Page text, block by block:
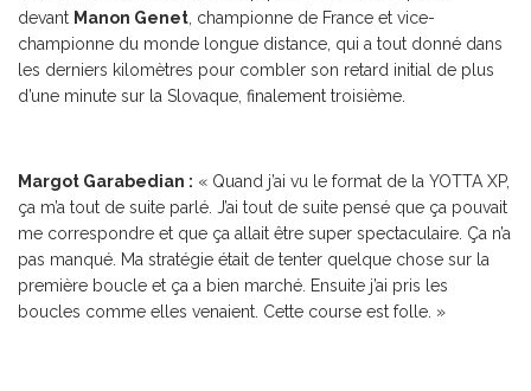
devant Manon Genet , championne de France et vice-
championne du monde longue distance, qui a tout donné dans
les derniers kilomètres pour combler son retard initial de plus
d’une minute sur la Slovaque, finalement troisième.
Margot Garabedian : « Quand j’ai vu le format de la YOTTA XP,
ça m’a tout de suite parlé. J’ai tout de suite pensé que ça pouvait
me correspondre et que ça allait être super spectaculaire. Ça n’a
pas manqué. Ma stratégie était de tenter quelque chose sur la
première boucle et ça a bien marché. Ensuite j’ai pris les
boucles comme elles venaient. Cette course est folle. »